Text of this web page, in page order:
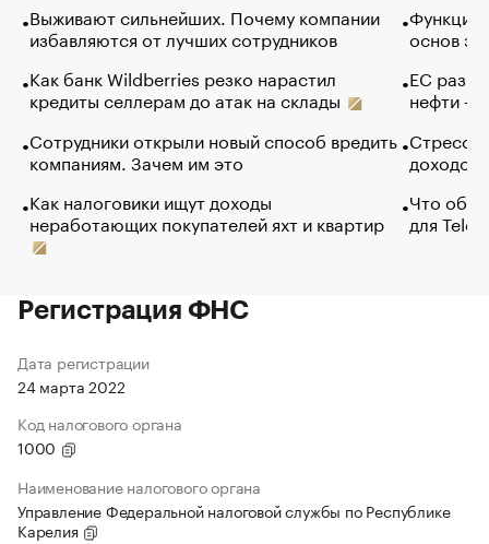
Выживают сильнейших. Почему компании
избавляются от лучших сотрудников
Как банк Wildberries резко нарастил
кредиты селлерам до атак на склады
Сотрудники открыли новый способ вредить
компаниям. Зачем им это
Как налоговики ищут доходы
неработающих покупателей яхт и квартир
Функции
основ
ЕС
нефти —
Стресс
доходов
Что
для
Регистрация ФНС
Дата регистрации
24 марта 2022
Код налогового органа
1000
Наименование налогового органа
Управление Федеральной налоговой службы по Республике
Карелия